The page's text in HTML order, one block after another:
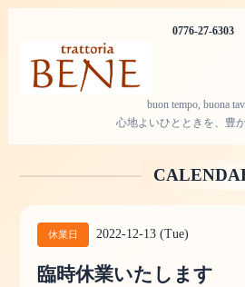
0776-27-6303
buon tempo, buona
心地よいひとときを、豊
休業日 2022-12-13 (Tue)
臨時休業いたします